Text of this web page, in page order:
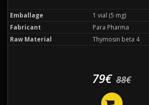
Emballage
1 vial (5 mg)
Fabricant
Para Pharma
Raw Material
Thymosin beta 4
79€ 88€